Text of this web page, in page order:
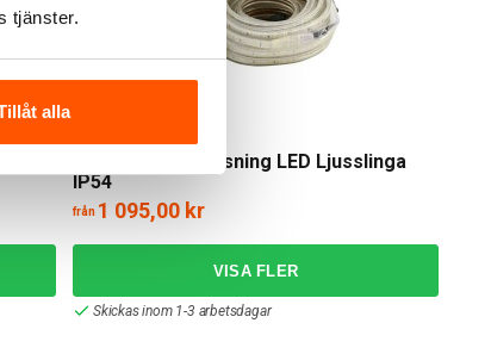
tjänster.
alla
S-Line Kedjebelysning LED Ljusslinga
IP54
från 1 095,00 kr
Skickas inom 1-3 arbetsdagar